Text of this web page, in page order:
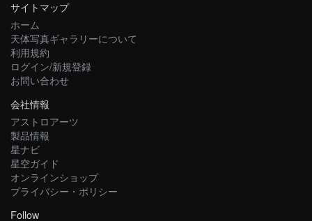
サイトマップ
ホーム
天体写真ギャラリーについて
利用規約
ログイン/新規登録
お問い合わせ
会社情報
アストロアーツ
製品情報
星ナビ
星空ガイド
オンラインショップ
プライバシー・ポリシー
Follow